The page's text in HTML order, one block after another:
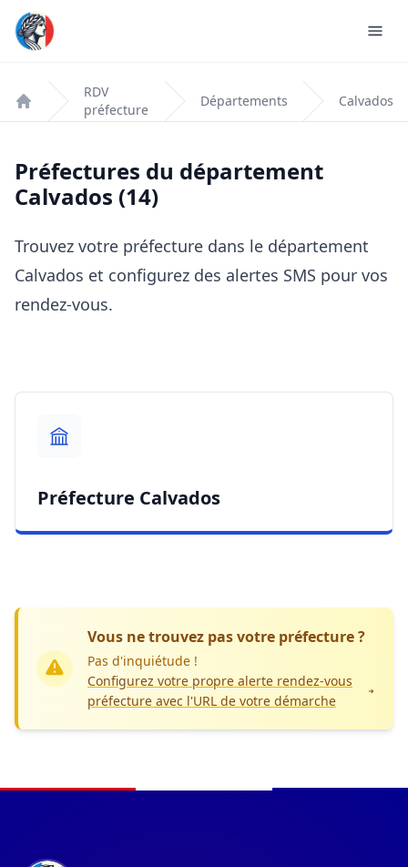
Accueil
RDV
préfecture
Départements Calvados
Préfectures du département
Calvados (14)
Trouvez votre préfecture dans le département
Calvados et configurez des alertes SMS pour vos
rendez-vous.
Préfecture Calvados
Vous ne trouvez pas votre préfecture ?
Pas d'inquiétude !
Configurez votre propre alerte rendez-vous
préfecture avec l'URL de votre démarche